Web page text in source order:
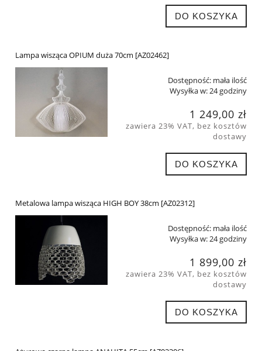
DO KOSZYKA
Lampa wisząca OPIUM duża 70cm [AZ02462]
Dostępność: mała ilość
Wysyłka w:24 godziny
1 249,00 zł
zawiera 23% VAT, bez kosztów
dostawy
DO KOSZYKA
Metalowa lampa wisząca HIGH BOY 38cm [AZ02312]
Dostępność: mała ilość
Wysyłka w:24 godziny
1 899,00 zł
zawiera 23% VAT, bez kosztów
dostawy
DO KOSZYKA